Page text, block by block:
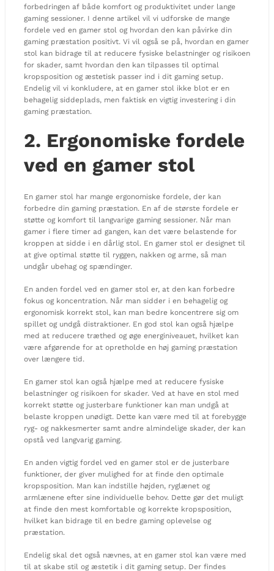
forbedringen af både komfort og produktivitet under lange
gaming sessioner. I denne artikel vil vi udforske de mange
fordele ved en gamer stol og hvordan den kan påvirke din
gaming præstation positivt. Vi vil også se på, hvordan en gamer
stol kan bidrage til at reducere fysiske belastninger og risikoen
for skader, samt hvordan den kan tilpasses til optimal
kropsposition og æstetisk passer ind i dit gaming setup.
Endelig vil vi konkludere, at en gamer stol ikke blot er en
behagelig siddeplads, men faktisk en vigtig investering i din
gaming præstation.
2. Ergonomiske fordele
ved en gamer stol
En gamer stol har mange ergonomiske fordele, der kan
forbedre din gaming præstation. En af de største fordele er
støtte og komfort til langvarige gaming sessioner. Når man
gamer i flere timer ad gangen, kan det være belastende for
kroppen at sidde i en dårlig stol. En gamer stol er designet til
at give optimal støtte til ryggen, nakken og arme, så man
undgår ubehag og spændinger.
En anden fordel ved en gamer stol er, at den kan forbedre
fokus og koncentration. Når man sidder i en behagelig og
ergonomisk korrekt stol, kan man bedre koncentrere sig om
spillet og undgå distraktioner. En god stol kan også hjælpe
med at reducere træthed og øge energiniveauet, hvilket kan
være afgørende for at opretholde en høj gaming præstation
over længere tid.
En gamer stol kan også hjælpe med at reducere fysiske
belastninger og risikoen for skader. Ved at have en stol med
korrekt støtte og justerbare funktioner kan man undgå at
belaste kroppen unødigt. Dette kan være med til at forebygge
ryg- og nakkesmerter samt andre almindelige skader, der kan
opstå ved langvarig gaming.
En anden vigtig fordel ved en gamer stol er de justerbare
funktioner, der giver mulighed for at finde den optimale
kropsposition. Man kan indstille højden, ryglænet og
armlænene efter sine individuelle behov. Dette gør det muligt
at finde den mest komfortable og korrekte kropsposition,
hvilket kan bidrage til en bedre gaming oplevelse og
præstation.
Endelig skal det også nævnes, at en gamer stol kan være med
til at skabe stil og æstetik i dit gaming setup. Der findes